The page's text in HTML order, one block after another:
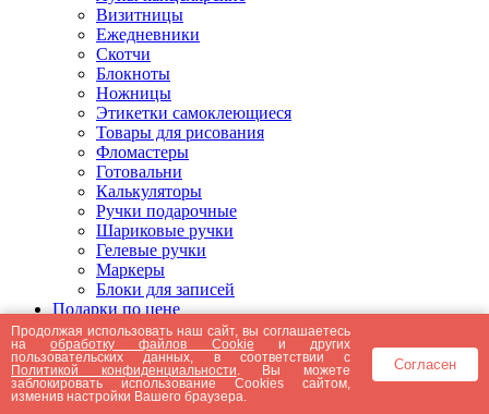
Визитницы
Ежедневники
Скотчи
Блокноты
Ножницы
Этикетки самоклеющиеся
Товары для рисования
Фломастеры
Готовальни
Калькуляторы
Ручки подарочные
Шариковые ручки
Гелевые ручки
Маркеры
Блоки для записей
Подарки по цене
Подарки от 5000 рублей
Подарки до 5000 рублей
Подарки до 3000 рублей
Подарки до 2000 рублей
Подарки до 1000 рублей
Продолжая использовать наш сайт, вы соглашаетесь
наобработку файлов Cookie и других
пользовательских данных, в соответствии с
Политикой конфиденциальности . Вы можете
заблокировать использование Cookies сайтом,
изменив настройки Вашего браузера.
Согласен